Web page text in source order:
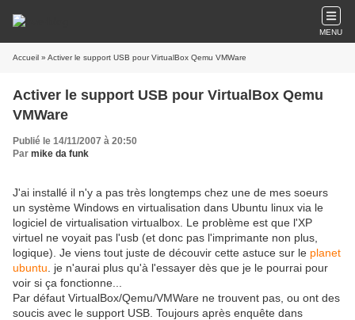
MENU
Accueil » Activer le support USB pour VirtualBox Qemu VMWare
Activer le support USB pour VirtualBox Qemu
VMWare
Publié le 14/11/2007 à 20:50
Par mike da funk
J'ai installé il n'y a pas très longtemps chez une de mes soeurs
un système Windows en virtualisation dans Ubuntu linux via le
logiciel de virtualisation virtualbox. Le problème est que l'XP
virtuel ne voyait pas l'usb (et donc pas l'imprimante non plus,
logique). Je viens tout juste de découvir cette astuce sur le planet
ubuntu . je n'aurai plus qu'à l'essayer dès que je le pourrai pour
voir si ça fonctionne...
Par défaut VirtualBox/Qemu/VMWare ne trouvent pas, ou ont des
soucis avec le support USB. Toujours après enquête dans